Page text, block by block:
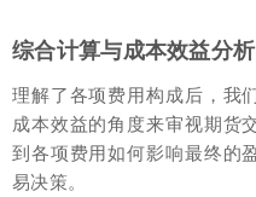
综合计算与成本效益分析
理解了各项费用构成后，我
成本效益的角度来审视期货
到各项费用如何影响最终的
易决策。